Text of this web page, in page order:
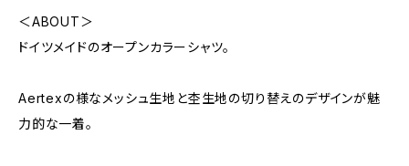
＜ABOUT＞
ドイツメイドのオープンカラーシャツ。
Aertexの様なメッシュ生地と杢生地の切り替えのデザインが魅
力的な一着。